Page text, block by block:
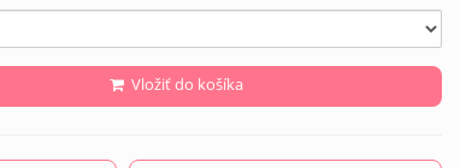
Vložiť do košíka